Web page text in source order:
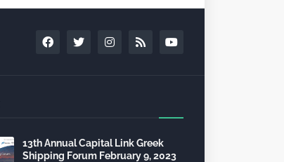
13th Annual Capital Link Greek
Shipping Forum February 9, 2023